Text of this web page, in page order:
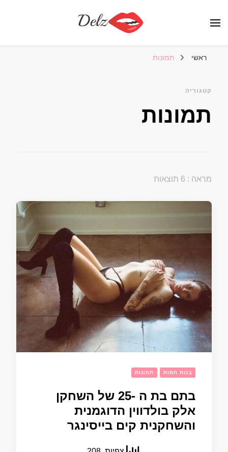
ראשי תמונות
קטגוריה
תמונות
מראה : 6 תוצאות
בנות חמות תמונות
בתם בת ה -25 של השחקן
אלק בולדווין הדוגמנית
והשחקנית קים בייסינגר